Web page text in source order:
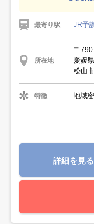
最寄り駅 JR予
所在地
〒
愛媛県
松山
特徴 地域
詳細を見る